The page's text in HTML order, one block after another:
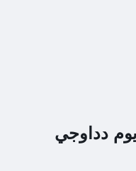
دداوجي